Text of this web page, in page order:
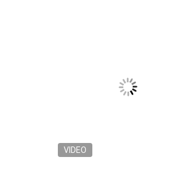
VIDEO